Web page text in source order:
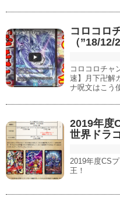
コロコロ
（”18/12/
コロコロチャ
速】月下卍解
ナ呪文はこう
2019年度
世界ドラ
2019年度CS
王！